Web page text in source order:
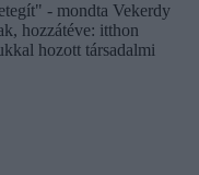
- mondta Vekerdy
hozzátéve: itthon
hozott társadalmi